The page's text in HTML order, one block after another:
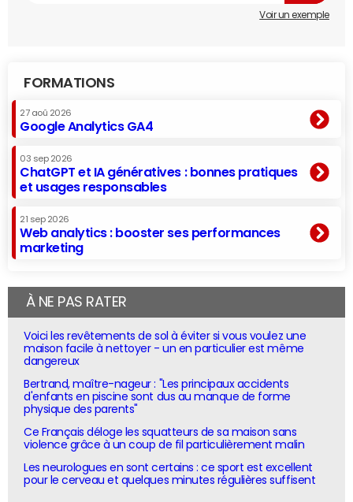
Voir un exemple
FORMATIONS
27 aoû 2026
Google Analytics GA4
03 sep 2026
ChatGPT et IA génératives : bonnes pratiques
et usages responsables
21 sep 2026
Web analytics : booster ses performances
marketing
À NE PAS RATER
Voici les revêtements de sol à éviter si vous voulez une
maison facile à nettoyer - un en particulier est même
dangereux
Bertrand, maître-nageur : "Les principaux accidents
d'enfants en piscine sont dus au manque de forme
physique des parents"
Ce Français déloge les squatteurs de sa maison sans
violence grâce à un coup de fil particulièrement malin
Les neurologues en sont certains : ce sport est excellent
pour le cerveau et quelques minutes régulières suffisent